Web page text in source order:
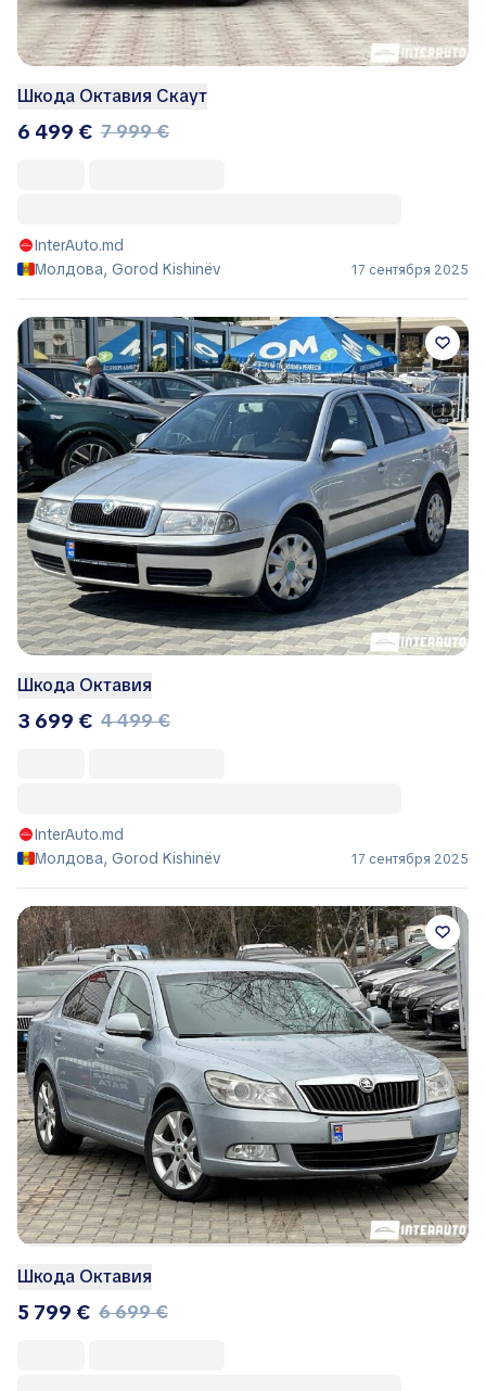
Шкода Октавия Скаут
6 499 € 7 999 €
InterAuto.md
Молдова, Gorod Kishinëv
17 сентября 2025
Шкода Октавия
3 699 € 4 499 €
InterAuto.md
Молдова, Gorod Kishinëv
17 сентября 2025
Шкода Октавия
5 799 € 6 699 €